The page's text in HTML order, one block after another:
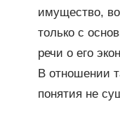
имущество,
только с
речи о его
В отношении
понятия не